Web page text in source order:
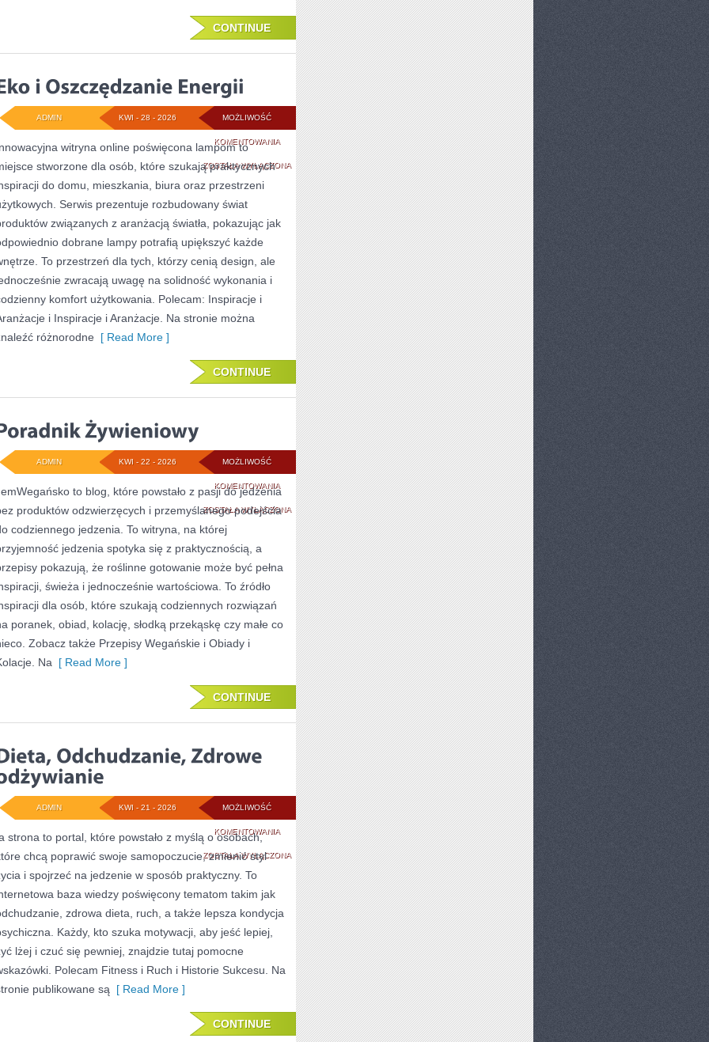
CONTINUE
MOŻLIWOŚĆ
KOMENTOWANIAEKO
I
OSZCZĘDZANIE
ENERGII
ZOSTAŁA WYŁĄCZONA
KWI - 28 - 2026
ADMIN
witryna online poświęcona lampom to
stworzone dla osób, które szukają praktycznych
do domu, mieszkania, biura oraz przestrzeni
Serwis prezentuje rozbudowany świat
związanych z aranżacją światła, pokazując jak
dobrane lampy potrafią upiększyć każde
To przestrzeń dla tych, którzy cenią design, ale
zwracają uwagę na solidność wykonania i
komfort użytkowania. Polecam: Inspiracje i
i Inspiracje i Aranżacje. Na stronie można
różnorodne [ Read More ]
CONTINUE
MOŻLIWOŚĆ
KOMENTOWANIAPORADNIK
ŻYWIENIOWY
ZOSTAŁA WYŁĄCZONA
KWI - 22 - 2026
ADMIN
to blog, które powstało z pasji do jedzenia
produktów odzwierzęcych i przemyślanego podejścia
codziennego jedzenia. To witryna, na której
jedzenia spotyka się z praktycznością, a
pokazują, że roślinne gotowanie może być pełna
świeża i jednocześnie wartościowa. To źródło
dla osób, które szukają codziennych rozwiązań
poranek, obiad, kolację, słodką przekąskę czy małe co
Zobacz także Przepisy Wegańskie i Obiady i
Na [ Read More ]
CONTINUE
MOŻLIWOŚĆ
KOMENTOWANIADIETA,
ODCHUDZANIE,
ZDROWE
ODŻYWIANIE
ZOSTAŁA WYŁĄCZONA
KWI - 21 - 2026
ADMIN
strona to portal, które powstało z myślą o osobach,
chcą poprawić swoje samopoczucie, zmienić styl
i spojrzeć na jedzenie w sposób praktyczny. To
baza wiedzy poświęcony tematom takim jak
zdrowa dieta, ruch, a także lepsza kondycja
Każdy, kto szuka motywacji, aby jeść lepiej,
lżej i czuć się pewniej, znajdzie tutaj pomocne
Polecam Fitness i Ruch i Historie Sukcesu. Na
publikowane są [ Read More ]
CONTINUE